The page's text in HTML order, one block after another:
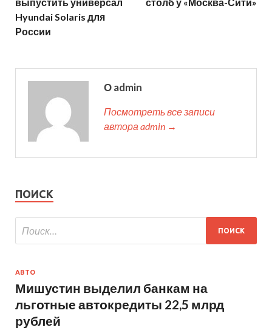
Hyundai Solaris для
России
О admin
Посмотреть все записи
автора admin →
ПОИСК
АВТО
Мишустин выделил банкам на
льготные автокредиты 22,5 млрд
рублей